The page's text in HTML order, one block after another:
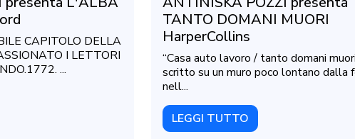
CAPITOLO DELLA
I LETTORI
...
TANTO DOMANI MUORI
HarperCollins
“Casa auto lavoro / tanto domani
scritto su un muro poco lontano dalla
nell...
LEGGI TUTTO